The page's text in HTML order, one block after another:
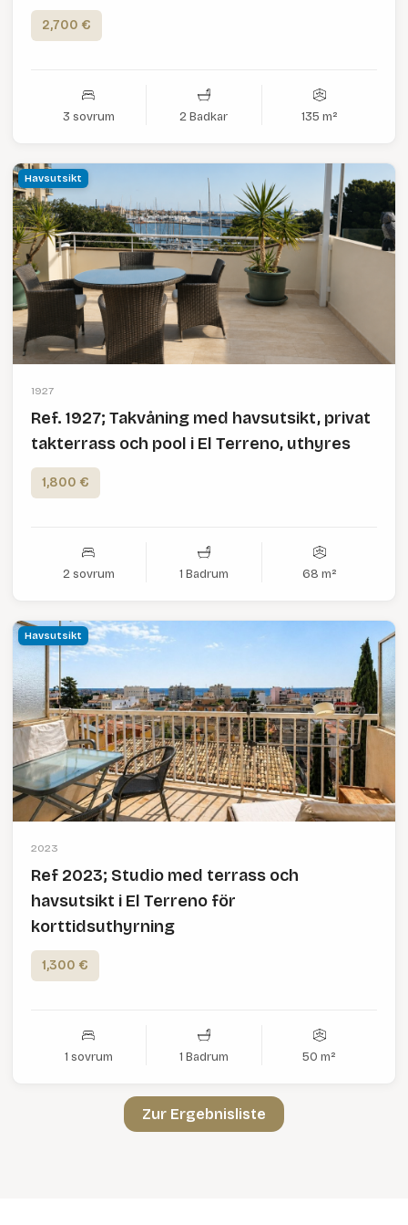
2,700 €
3 sovrum 2 Badkar 135 m²
Havsutsikt
1927
Ref. 1927; Takvåning med havsutsikt, privat
takterrass och pool i El Terreno, uthyres
1,800 €
2 sovrum 1 Badrum 68 m²
Havsutsikt
2023
Ref 2023; Studio med terrass och
havsutsikt i El Terreno för
korttidsuthyrning
1,300 €
1 sovrum 1 Badrum 50 m²
Zur Ergebnisliste